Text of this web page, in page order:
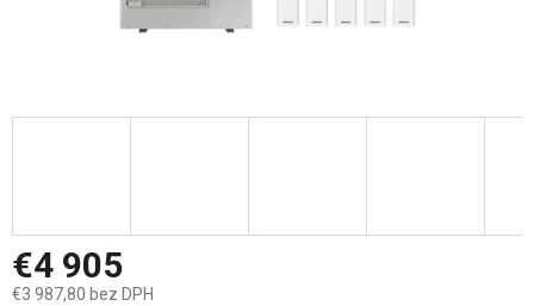
€4 905
€3 987,80 bez DPH